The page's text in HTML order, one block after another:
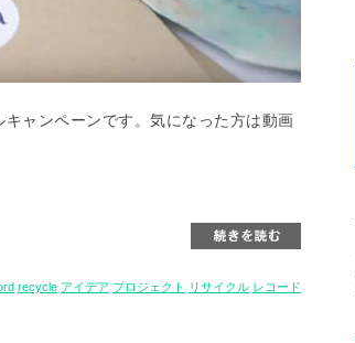
ャンペーンです。気になった方は動画
recycle アイデア プロジェクト リサイクル レコード